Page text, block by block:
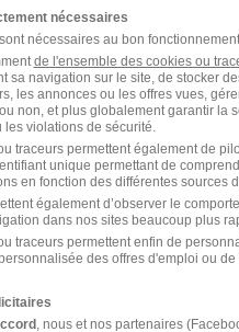
- 13 Alternance
Polyvalent
Alternance Aix-en-Provence
- 13 Alternance 783 - 1
nécessaires
nécessaires au bon
de l'ensemble des cookies ou
sa navigation sur le site, de stocker
les annonces ou les offres vues,
non, et plus globalement garantir la
violations de sécurité.
traceurs permettent également de
unique permettant de
en fonction des différentes sources
également d’observer le
dans nos sites beaucoup plus
traceurs permettent enfin de
des offres d'emploi ou de
, nous et nos partenaires